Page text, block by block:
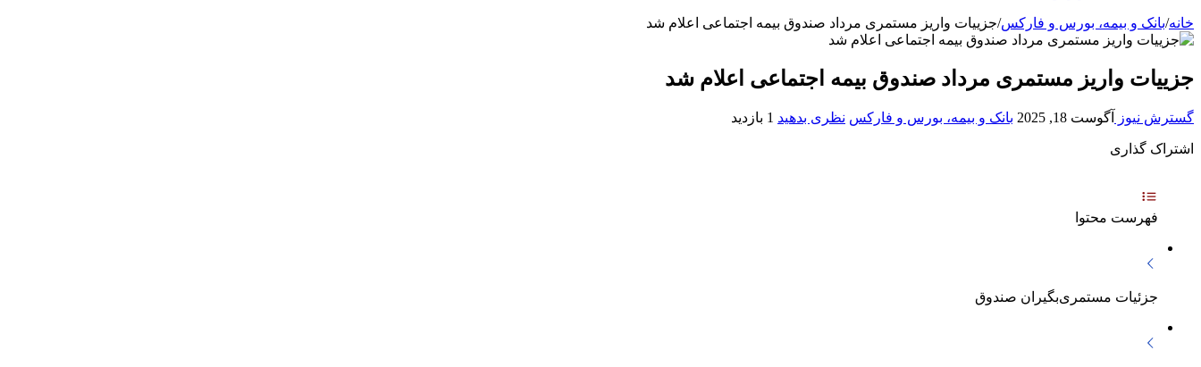
خانه/بانک و بیمه، بورس و فارکس/جزییات واریز مستمری مرداد صندوق بیمه اجتماعی اعلام شد
جزییات واریز مستمری مرداد صندوق بیمه اجتماعی اعلام شد
گسترش نیوز آگوست 18, 2025 بانک و بیمه، بورس و فارکس نظری بدهید 1 بازدید
اشتراک گذاری
فهرست محتوا
جزئیات مستمری‌بگیران صندوق